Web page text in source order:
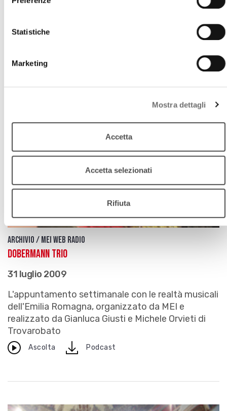
Statistiche
Marketing
Mostra dettagli
Accetta
Accetta selezionati
Rifiuta
Blues Brothers
Archivio / Mei Web Radio
Dobermann Trio
31 luglio 2009
L'appuntamento settimanale con le realtà musicali
dell'Emilia Romagna, organizzato da MEI e
realizzato da Gianluca Giusti e Michele Orvieti di
Trovarobato
Ascolta downloadPodcast